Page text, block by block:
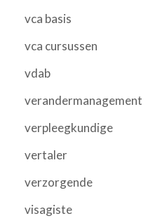
vca basis
vca cursussen
vdab
verandermanagement
verpleegkundige
vertaler
verzorgende
visagiste